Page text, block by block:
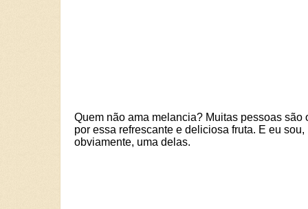
Quem não ama melancia? Muitas pessoas são
por essa refrescante e deliciosa fruta. E eu sou,
obviamente, uma delas.